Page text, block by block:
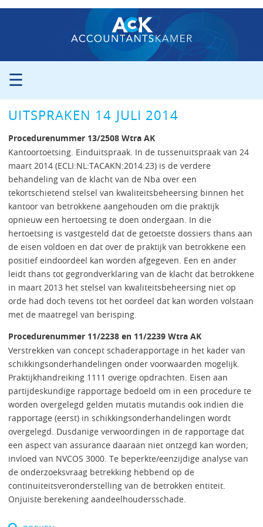
☰
ORGANISATIE
PROCEDURE
PERS
PUBLICATIES
UITSPRAKEN
ZITTINGSAGENDA
CONTACT
UITSPRAKEN 14 JULI 2014
Procedurenummer 13/2508 Wtra AK
Kantoortoetsing. Einduitspraak. In de tussenuitspraak van 24
maart 2014 (ECLI:NL:TACAKN:2014:23) is de verdere
behandeling van de klacht van de Nba over een
tekortschietend stelsel van kwaliteitsbeheersing binnen het
kantoor van betrokkene aangehouden om die praktijk
opnieuw een hertoetsing te doen ondergaan. In die
hertoetsing is vastgesteld dat de getoetste dossiers thans aan
de eisen voldoen en dat over de praktijk van betrokkene een
positief eindoordeel kan worden afgegeven. Een en ander
leidt thans tot gegrondverklaring van de klacht dat betrokkene
in maart 2013 het stelsel van kwaliteitsbeheersing niet op
orde had doch tevens tot het oordeel dat kan worden volstaan
met de maatregel van berisping.
Procedurenummer 11/2238 en 11/2239 Wtra AK
Verstrekken van concept schaderapportage in het kader van
schikkingsonderhandelingen onder voorwaarden mogelijk.
Praktijkhandreiking 1111 overige opdrachten. Eisen aan
partijdeskundige rapportage bedoeld om in een procedure te
worden overgelegd gelden mutatis mutandis ook indien die
rapportage (eerst) in schikkingsonderhandelingen wordt
overgelegd. Dusdanige verwoordingen in de rapportage dat
een aspect van assurance daaraan niet ontzegd kan worden;
invloed van NVCOS 3000. Te beperkte/eenzijdige analyse van
de onderzoeksvraag betrekking hebbend op de
continuiteitsveronderstelling van de betrokken entiteit.
Onjuiste berekening aandeelhoudersschade.